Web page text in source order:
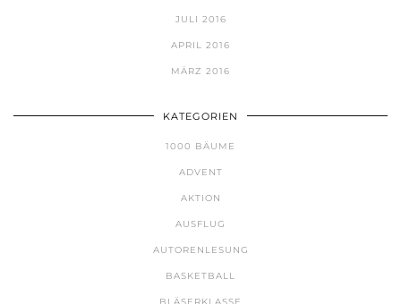
JULI 2016
APRIL 2016
MÄRZ 2016
KATEGORIEN
1000 BÄUME
ADVENT
AKTION
AUSFLUG
AUTORENLESUNG
BASKETBALL
BLÄSERKLASSE